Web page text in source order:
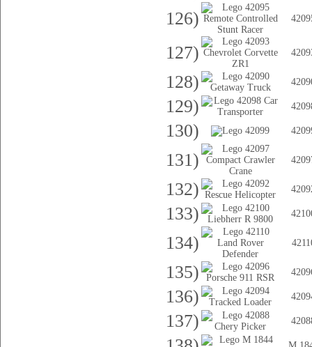
126)
127)
128)
129)
130)
131)
132)
133)
134)
135)
136)
137)